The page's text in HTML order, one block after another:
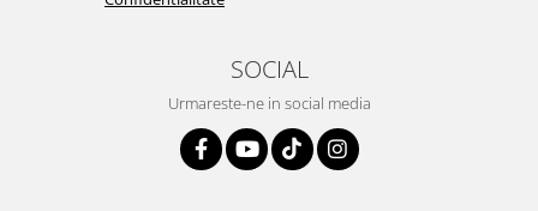
SOCIAL
Urmareste-ne in social media